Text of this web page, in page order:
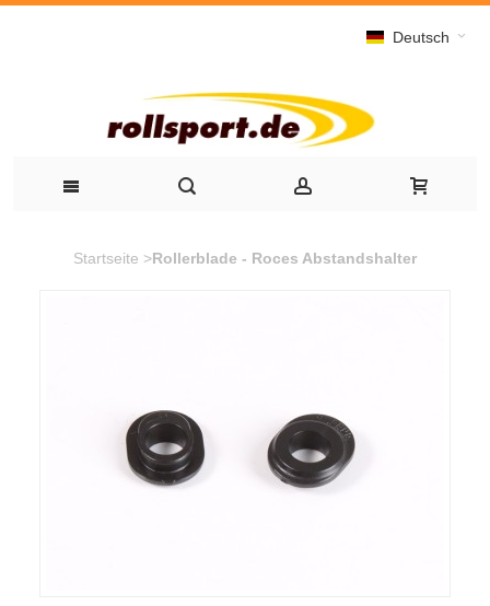
Deutsch
Startseite >Rollerblade - Roces Abstandshalter